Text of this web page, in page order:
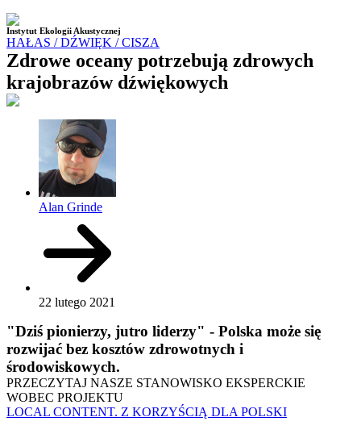
Instytut Ekologii Akustycznej
HAŁAS / DŹWIĘK / CISZA
Zdrowe oceany potrzebują zdrowych
krajobrazów dźwiękowych
Alan Grinde
22 lutego 2021
"Dziś pionierzy, jutro liderzy" - Polska może się
rozwijać bez kosztów zdrowotnych i
środowiskowych.
PRZECZYTAJ NASZE STANOWISKO EKSPERCKIE
WOBEC PROJEKTU
LOCAL CONTENT. Z KORZYŚCIĄ DLA POLSKI